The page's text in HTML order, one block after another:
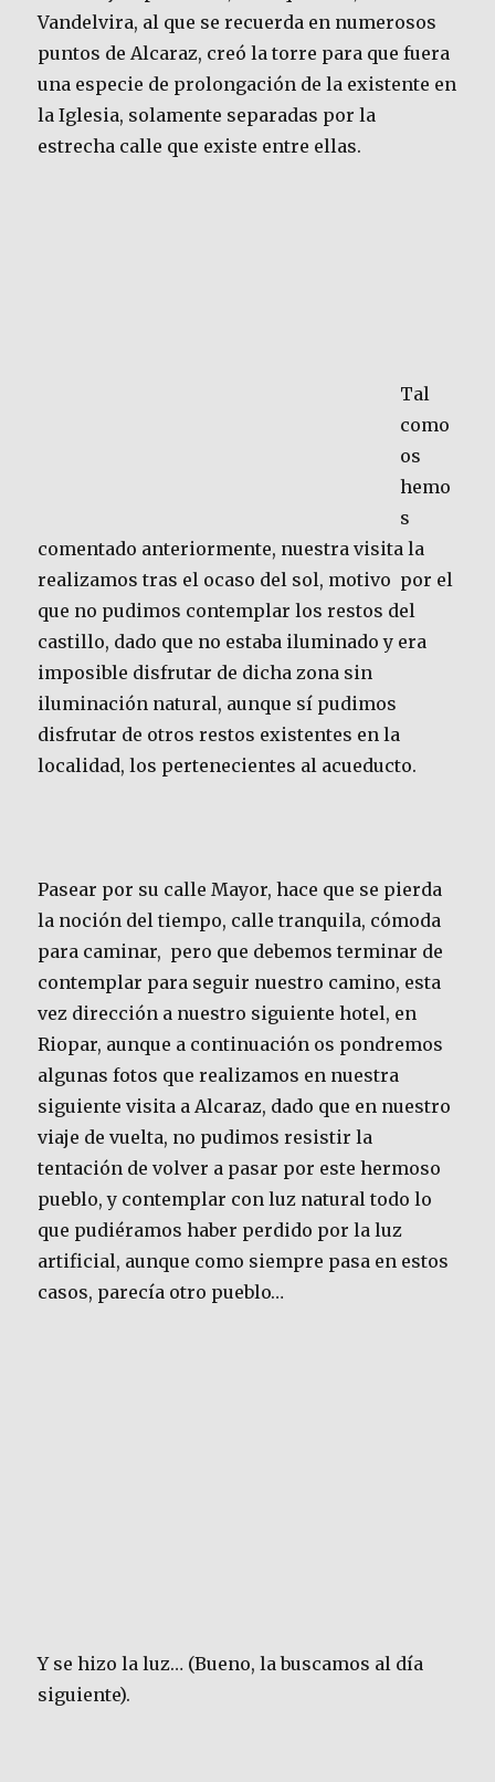
Vandelvira, al que se recuerda en numerosos
puntos de Alcaraz, creó la torre para que fuera
una especie de prolongación de la existente en
la Iglesia, solamente separadas por la
estrecha calle que existe entre ellas.
Tal
como
os
hemo
s
comentado anteriormente, nuestra visita la
realizamos tras el ocaso del sol, motivo por el
que no pudimos contemplar los restos del
castillo, dado que no estaba iluminado y era
imposible disfrutar de dicha zona sin
iluminación natural, aunque sí pudimos
disfrutar de otros restos existentes en la
localidad, los pertenecientes al acueducto.
Pasear por su calle Mayor, hace que se pierda
la noción del tiempo, calle tranquila, cómoda
para caminar, pero que debemos terminar de
contemplar para seguir nuestro camino, esta
vez dirección a nuestro siguiente hotel, en
Riopar, aunque a continuación os pondremos
algunas fotos que realizamos en nuestra
siguiente visita a Alcaraz, dado que en nuestro
viaje de vuelta, no pudimos resistir la
tentación de volver a pasar por este hermoso
pueblo, y contemplar con luz natural todo lo
que pudiéramos haber perdido por la luz
artificial, aunque como siempre pasa en estos
casos, parecía otro pueblo…
Y se hizo la luz… (Bueno, la buscamos al día
siguiente).